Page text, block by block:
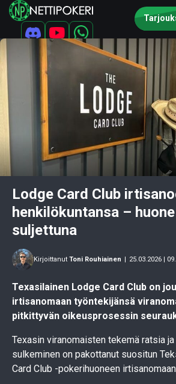
Lodge Card Club
henkilökuntansa –
suljettuna
Kirjoittanut Toni Rouhiainen | 25.03.2026 |
Texasilainen Lodge Card Club on
irtisanomaan työntekijänsä
pitkittyvän oikeusprosessin
Texasin viranomaisten tekemä ratsia
sulkeminen on pakottanut suositun
Card Club -pokerihuoneen